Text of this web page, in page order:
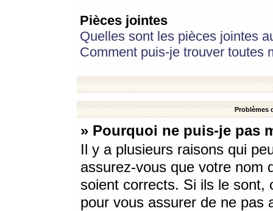
Pièces jointes
Quelles sont les pièces jointes
Comment puis-je trouver toutes
Problèmes
» Pourquoi ne puis-je pas
Il y a plusieurs raisons qui
assurez-vous que votre nom
soient corrects. Si ils le sont,
pour vous assurer de ne pas